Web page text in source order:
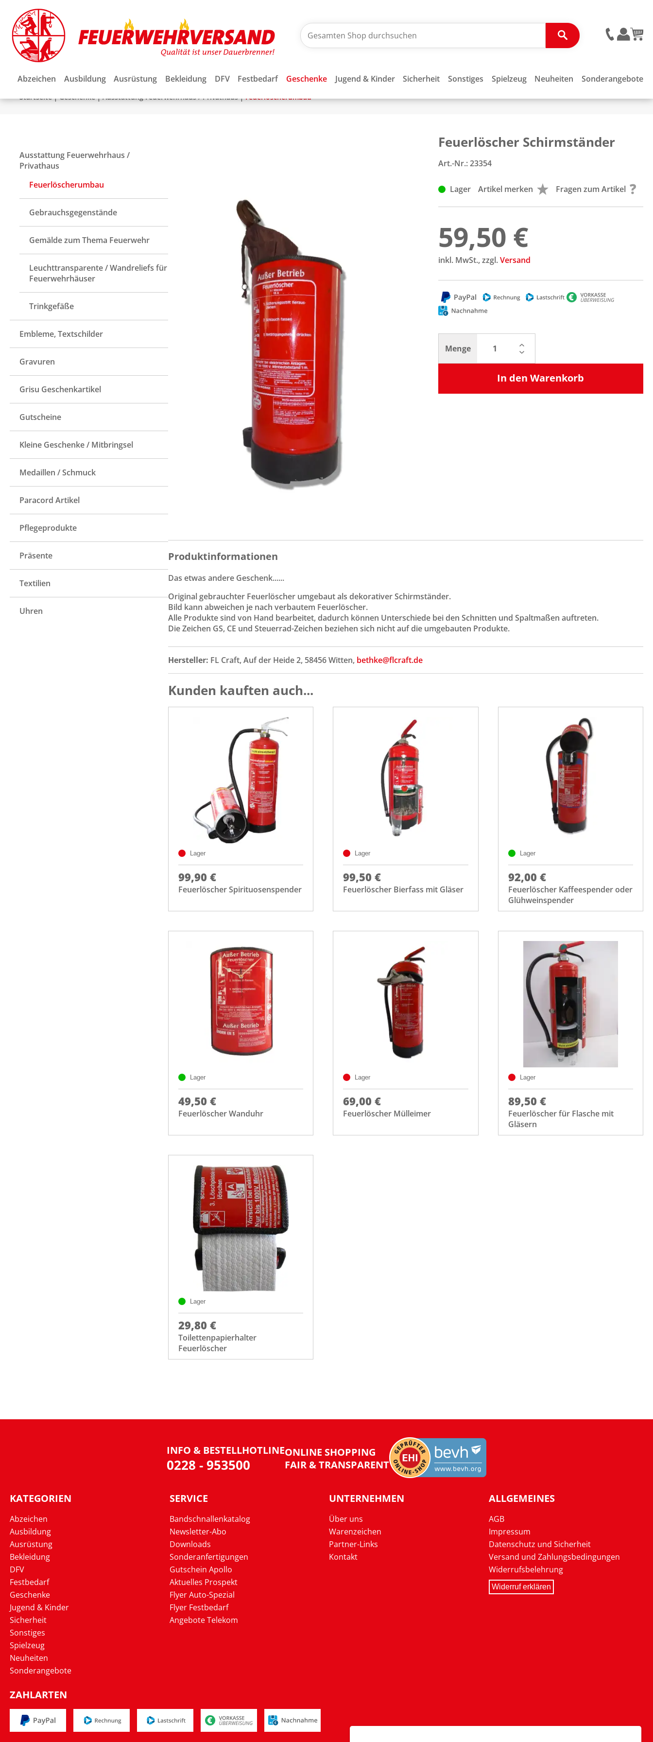
Abzeichen Ausbildung Ausrüstung Bekleidung DFV Festbedarf Geschenke Jugend & Kinder Sicherheit Sonstiges Spielzeug Neuheiten Sonderangebote
Startseite|Geschenke|Ausstattung Feuerwehrhaus / Privathaus|Feuerlöscherumbau
Ausstattung Feuerwehrhaus /
Privathaus
Feuerlöscherumbau
Gebrauchsgegenstände
Gemälde zum Thema Feuerwehr
Leuchttransparente / Wandreliefs für
Feuerwehrhäuser
Trinkgefäße
Embleme, Textschilder
Gravuren
Grisu Geschenkartikel
Gutscheine
Kleine Geschenke / Mitbringsel
Medaillen / Schmuck
Paracord Artikel
Pflegeprodukte
Präsente
Textilien
Uhren
Feuerlöscher Schirmständer
Art.-Nr.:23354
Lager Artikel merken Fragen zum Artikel
59,50 €
inkl. MwSt., zzgl.Versand
Menge
In den Warenkorb
Produktinformationen
Das etwas andere Geschenk......
Original gebrauchter Feuerlöscher umgebaut als dekorativer Schirmständer.
Bild kann abweichen je nach verbautem Feuerlöscher.
Alle Produkte sind von Hand bearbeitet, dadurch können Unterschiede bei den Schnitten und Spaltmaßen auftreten.
Die Zeichen GS, CE und Steuerrad-Zeichen beziehen sich nicht auf die umgebauten Produkte.
Hersteller: FL Craft, Auf der Heide 2, 58456 Witten, bethke@flcraft.de
Kunden kauften auch...
Lager
99,90 €
Feuerlöscher Spirituosenspender
Lager
99,50 €
Feuerlöscher Bierfass mit Gläser
Lager
92,00 €
Feuerlöscher Kaffeespender oder
Glühweinspender
Lager
49,50 €
Feuerlöscher Wanduhr
Lager
69,00 €
Feuerlöscher Mülleimer
Lager
89,50 €
Feuerlöscher für Flasche mit
Gläsern
Lager
29,80 €
Toilettenpapierhalter
Feuerlöscher
INFO & BESTELLHOTLINE
0228 - 953500
ONLINE SHOPPING
FAIR & TRANSPARENT
KATEGORIEN
Abzeichen
Ausbildung
Ausrüstung
Bekleidung
DFV
Festbedarf
Geschenke
Jugend & Kinder
Sicherheit
Sonstiges
Spielzeug
Neuheiten
Sonderangebote
SERVICE
Bandschnallenkatalog
Newsletter-Abo
Downloads
Sonderanfertigungen
Gutschein Apollo
Aktuelles Prospekt
Flyer Auto-Spezial
Flyer Festbedarf
Angebote Telekom
UNTERNEHMEN
Über uns
Warenzeichen
Partner-Links
Kontakt
ALLGEMEINES
AGB
Impressum
Datenschutz und Sicherheit
Versand und Zahlungsbedingungen
Widerrufsbelehrung
Widerruf erklären
ZAHLARTEN